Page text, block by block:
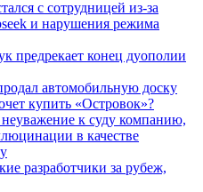
с сотрудницей из-за
и нарушения режима
предрекает конец дуополии
автомобильную доску
купить «Островок»?
к суду компанию,
в качестве
разработчики за рубеж,